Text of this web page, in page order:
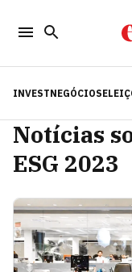
INVESTNEGÓCIOS
Notícias
ESG 2023